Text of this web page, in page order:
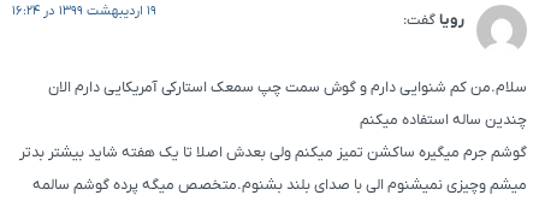
رویاگفت: 19 اردیبهشت 1399 در 16:24
سلام.من کم شنوایی دارم و گوش سمت چپ سمعک استارکی آمریکایی دارم الان
چندین ساله استفاده میکنم
گوشم جرم میگیره ساکشن تمیز میکنم ولی بعدش اصلا تا یک هفته شاید بیشتر بدتر
میشم وچیزی نمیشنوم الی با صدای بلند بشنوم.متخصص میگه پرده گوشم سالمه